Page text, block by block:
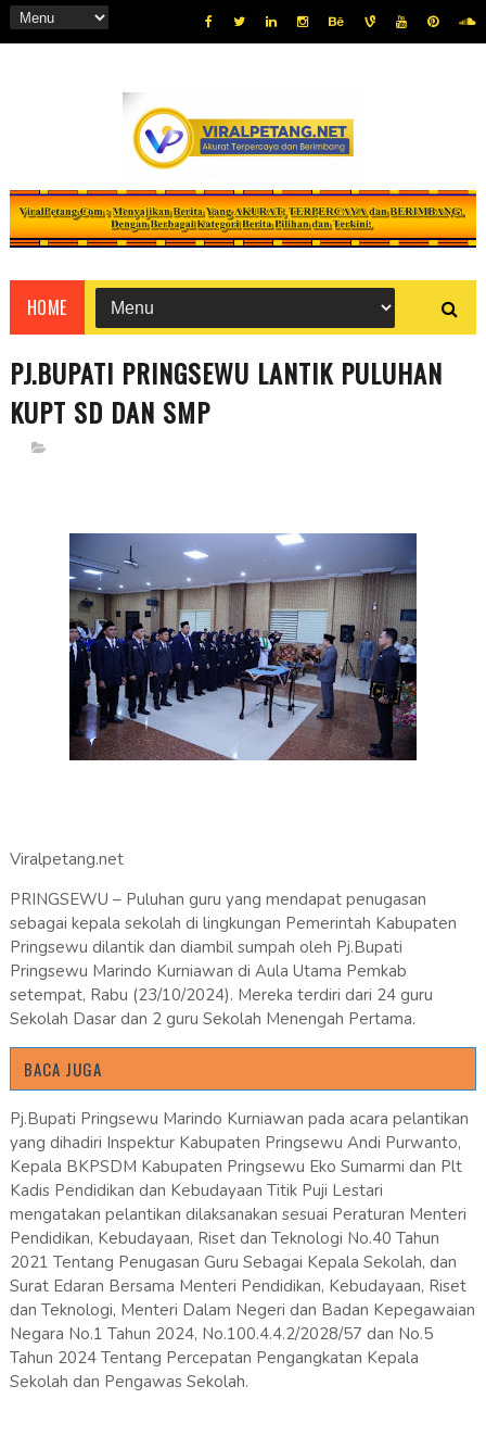
HOME
PJ.BUPATI PRINGSEWU LANTIK PULUHAN
KUPT SD DAN SMP
Viralpetang.net
PRINGSEWU – Puluhan guru yang mendapat penugasan
sebagai kepala sekolah di lingkungan Pemerintah Kabupaten
Pringsewu dilantik dan diambil sumpah oleh Pj.Bupati
Pringsewu Marindo Kurniawan di Aula Utama Pemkab
setempat, Rabu (23/10/2024). Mereka terdiri dari 24 guru
Sekolah Dasar dan 2 guru Sekolah Menengah Pertama.
BACA JUGA
Pj.Bupati Pringsewu Marindo Kurniawan pada acara pelantikan
yang dihadiri Inspektur Kabupaten Pringsewu Andi Purwanto,
Kepala BKPSDM Kabupaten Pringsewu Eko Sumarmi dan Plt
Kadis Pendidikan dan Kebudayaan Titik Puji Lestari
mengatakan pelantikan dilaksanakan sesuai Peraturan Menteri
Pendidikan, Kebudayaan, Riset dan Teknologi No.40 Tahun
2021 Tentang Penugasan Guru Sebagai Kepala Sekolah, dan
Surat Edaran Bersama Menteri Pendidikan, Kebudayaan, Riset
dan Teknologi, Menteri Dalam Negeri dan Badan Kepegawaian
Negara No.1 Tahun 2024, No.100.4.4.2/2028/57 dan No.5
Tahun 2024 Tentang Percepatan Pengangkatan Kepala
Sekolah dan Pengawas Sekolah.